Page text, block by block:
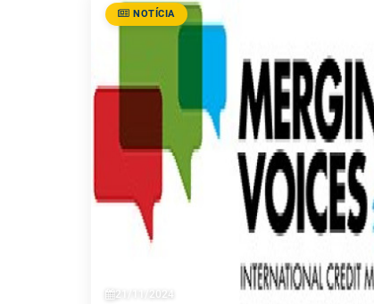
NOTÍCIA
21/11/2024